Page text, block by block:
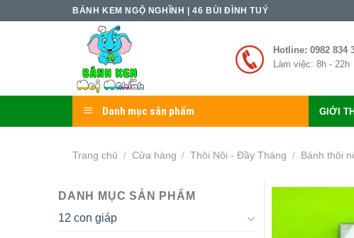
BÁNH KEM NGỘ NGHĨNH | 46 BÙI ĐÌNH TUÝ
Hotline: 0982 834
Làm việc: 8h - 22h
Danh mục sản phẩm GIỚI
Trang chủ / Cửa hàng / Thôi Nôi - Đầy Tháng / Bánh thôi
DANH MỤC SẢN PHẨM
12 con giáp